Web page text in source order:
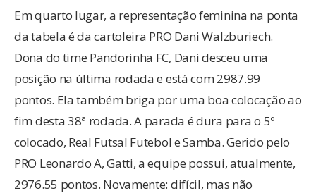
Em quarto lugar, a representação feminina na ponta
da tabela é da cartoleira PRO Dani Walzburiech.
Dona do time Pandorinha FC, Dani desceu uma
posição na última rodada e está com 2987.99
pontos. Ela também briga por uma boa colocação ao
fim desta 38ª rodada. A parada é dura para o 5º
colocado, Real Futsal Futebol e Samba. Gerido pelo
PRO Leonardo A, Gatti, a equipe possui, atualmente,
2976.55 pontos. Novamente: difícil, mas não